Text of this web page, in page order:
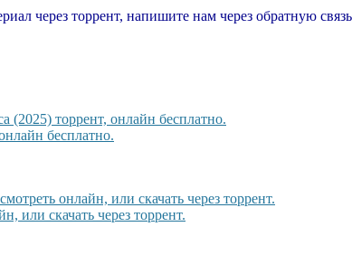
через торрент, напишите нам через обратную
(2025) торрент, онлайн бесплатно.
бесплатно.
онлайн, или скачать через торрент.
или скачать через торрент.